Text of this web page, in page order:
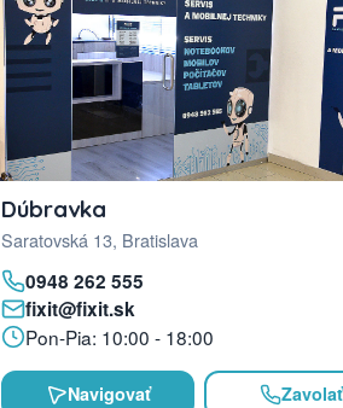
Dúbravka
Saratovská 13, Bratislava
0948 262 555
fixit@fixit.sk
Pon-Pia: 10:00 - 18:00
Navigovať Zavolať